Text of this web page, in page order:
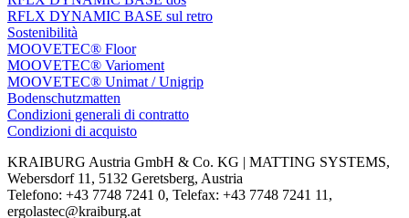
RFLX DYNAMIC BASE sul retro
Sostenibilità
MOOVETEC® Floor
MOOVETEC® Varioment
MOOVETEC® Unimat / Unigrip
Bodenschutzmatten
Condizioni generali di contratto
Condizioni di acquisto
KRAIBURG Austria GmbH & Co. KG | MATTING SYSTEMS,
Webersdorf 11, 5132 Geretsberg, Austria
Telefono: +43 7748 7241 0, Telefax: +43 7748 7241 11,
ergolastec@kraiburg.at